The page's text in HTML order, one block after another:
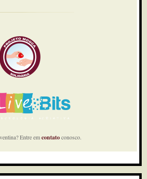
Entre emcontatoconosco.